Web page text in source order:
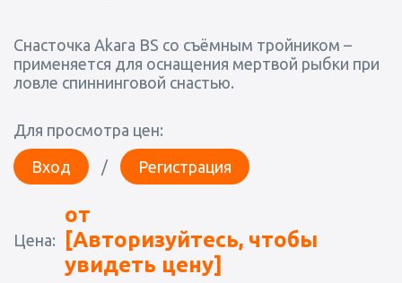
Снасточка Akara BS со съёмным тройником –
применяется для оснащения мертвой рыбки при
ловле спиннинговой снастью.
Для просмотра цен:
Вход / Регистрация
Цена:
от
[Авторизуйтесь, чтобы
увидеть цену]